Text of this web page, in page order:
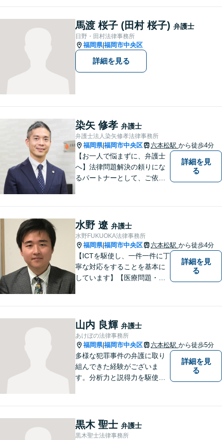
馬渡 桜子 (田村 桜子) 弁護士
日野・田村法律事務所
福岡県|福岡市中央区
詳細を見る
染矢 修孝 弁護士
弁護士法人染矢修孝法律事務所
福岡県|福岡市中央区 六本松駅 から徒歩4分
【お一人で悩まずに、弁護士
へ】法律問題解決の頼りにな
るパートナーとして、ご依頼
じめ、「離婚事件」、「損害
賠償請求事件」、「刑事事
件」まで多数の事件の取り扱
い【分割払い可】
詳細を見
る
水野 遼 弁護士
水野FUKUOKA法律事務所
福岡県|福岡市中央区 六本松駅 から徒歩4分
【ICTを駆使し、一件一件に丁
寧な対応をすることを基本に
しています】【医療問題・交
応】【遠隔地からのご依頼・
ご相談歓迎】あなたのために
全力で事件と向き合います！
詳細を見
る
山内 良輝 弁護士
あけぼの法律事務所
福岡県|福岡市中央区 六本松駅 から徒歩5分
多様な犯罪事件の弁護に取り
組んできた経験がございま
す。分析力と説得力を駆使
詳細を見
る
黒木 聖士 弁護士
黒木聖士法律事務所